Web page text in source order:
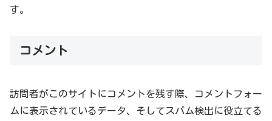
す。
コメント
訪問者がこのサイトにコメントを残す際、コメントフォー
ムに表示されているデータ、そしてスパム検出に役立てる